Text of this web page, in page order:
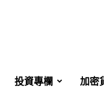
投資專欄 加密